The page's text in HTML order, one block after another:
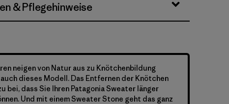
& Pflegehinweise
neigen von Natur aus zu Knötchenbildung
dieses Modell. Das Entfernen der Knötchen
bei, dass Sie Ihren Patagonia Sweater länger
Und mit einem Sweater Stone geht das ganz